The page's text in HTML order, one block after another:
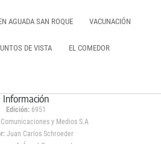
AGUADA SAN ROQUE VACUNACIÓN
DE VISTA EL COMEDOR
Información
Edición: 6951
y Medios S.A
Juan Carlos Schroeder